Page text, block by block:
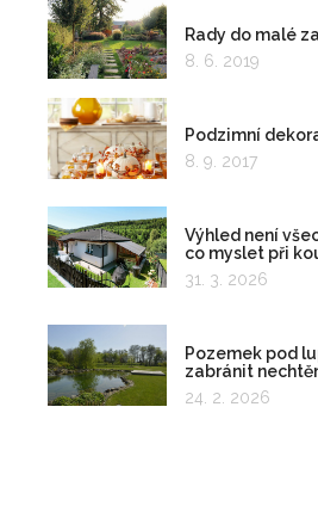
Rady do malé
8. 6. 2019
Podzimní
8. 9. 2017
Výhled není
co myslet při
pozemku?
31. 3. 2026
Pozemek pod
zabránit
zadržování vody
24. 2. 2026